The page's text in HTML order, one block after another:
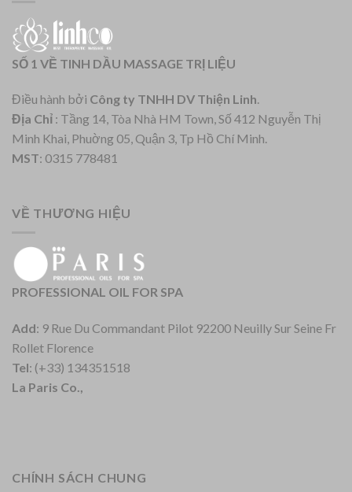
SỐ 1 VỀ TINH DẦU MASSAGE TRỊ LIỆU
Điều hành bởi Công ty TNHH DV Thiện Linh.
Địa Chỉ : Tầng 14, Tòa Nhà HM Town, Số 412 Nguyễn Thị
Minh Khai, Phuờng 05, Quận 3, Tp Hồ Chí Minh.
MST: 0315 778481
VỀ THƯƠNG HIỆU
PROFESSIONAL OIL FOR SPA
Add: 9 Rue Du Commandant Pilot 92200 Neuilly Sur Seine Fr
Rollet Florence
Tel: (+33) 134351518
La Paris Co.,
CHÍNH SÁCH CHUNG